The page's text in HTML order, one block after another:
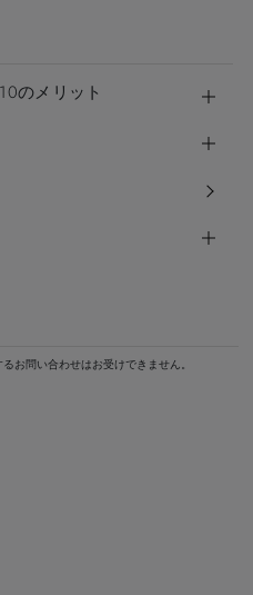
のメリット
お問い合わせはお受けできません。